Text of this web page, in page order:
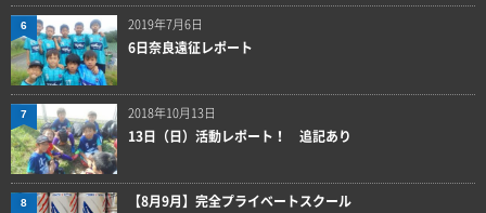
2019年7月6日
6日奈良遠征レポート
6
2018年10月13日
13日（日）活動レポート！ 追記あり
7
【8月9月】完全プライベートスクール
8